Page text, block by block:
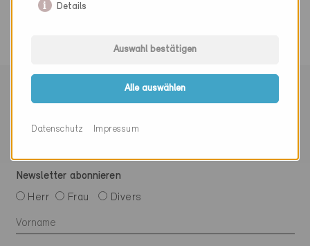
Newsletter abonnieren
Herr
Frau Divers
Details
Auswahl bestätigen
Alle auswählen
Datenschutz Impressum